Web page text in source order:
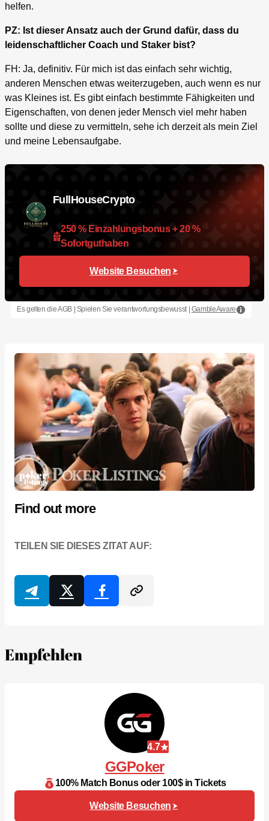
helfen.
PZ: Ist dieser Ansatz auch der Grund dafür, dass du
leidenschaftlicher Coach und Staker bist?
FH: Ja, definitiv. Für mich ist das einfach sehr wichtig,
anderen Menschen etwas weiterzugeben, auch wenn es nur
was Kleines ist. Es gibt einfach bestimmte Fähigkeiten und
Eigenschaften, von denen jeder Mensch viel mehr haben
sollte und diese zu vermitteln, sehe ich derzeit als mein Ziel
und meine Lebensaufgabe.
FullHouseCrypto
250 % Einzahlungsbonus + 20 %
Sofortguthaben
Website Besuchen
Es gelten die AGB | Spielen Sie verantwortungsbewusst | GambleAware
Find out more
TEILEN SIE DIESES ZITAT AUF:
Empfehlen
4.7
GGPoker
100% Match Bonus oder 100$ in Tickets
Website Besuchen